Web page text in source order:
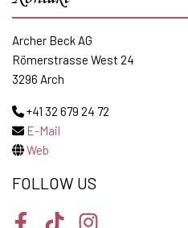
Archer Beck AG
Römerstrasse West 24
3296 Arch
+41 32 679 24 72
E-Mail
Web
FOLLOW US